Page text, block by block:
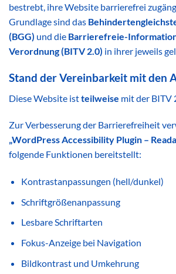
bestrebt, ihre Website barrierefrei
Grundlage sind das
(BGG) und die Barrierefreie-
Verordnung (BITV 2.0) in ihrer jeweils
Stand der Vereinbarkeit mit den
Diese Website istteilweise mit der BITV
Zur Verbesserung der Barrierefreiheit
„WordPress Accessibility Plugin –
folgende Funktionen bereitstellt:
Kontrastanpassungen (hell/dunkel)
Schriftgrößenanpassung
Lesbare Schriftarten
Fokus-Anzeige bei Navigation
Bildkontrast und Umkehrung